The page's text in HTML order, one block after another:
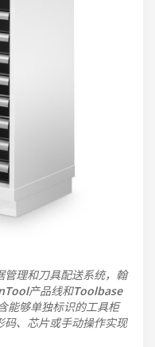
管理和刀具配送系统，翰
产品线和Toolbase
能够单独标识的工具柜
、芯片或手动操作实现